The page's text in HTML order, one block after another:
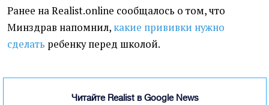
Ранее на Realist.online сообщалось о том, что
Минздрав напомнил, какие прививки нужно
сделать ребенку перед школой.
Читайте Realist в Google News